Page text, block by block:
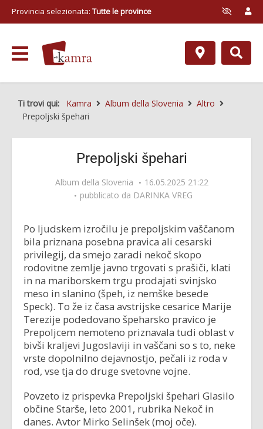
Provincia selezionata: Tutte le province
Ti trovi qui: Kamra Album della Slovenia
Altro
Prepoljski špehari
Prepoljski špehari
Album della Slovenia
16.05.2025 21:22
pubblicato da DARINKA VREG
Po ljudskem izročilu je prepoljskim vaščanom
bila priznana posebna pravica ali cesarski
privilegij, da smejo zaradi nekoč skopo
rodovitne zemlje javno trgovati s prašiči, klati
in na mariborskem trgu prodajati svinjsko
meso in slanino (špeh, iz nemške besede
Speck). To že iz časa avstrijske cesarice Marije
Terezije podedovano špeharsko pravico je
Prepoljcem nemoteno priznavala tudi oblast v
bivši kraljevi Jugoslaviji in vaščani so s to, neke
vrste dopolnilno dejavnostjo, pečali iz roda v
rod, vse tja do druge svetovne vojne.
Povzeto iz prispevka Prepoljski špehari Glasilo
občine Starše, leto 2001, rubrika Nekoč in
danes. Avtor Mirko Selinšek (moj oče).